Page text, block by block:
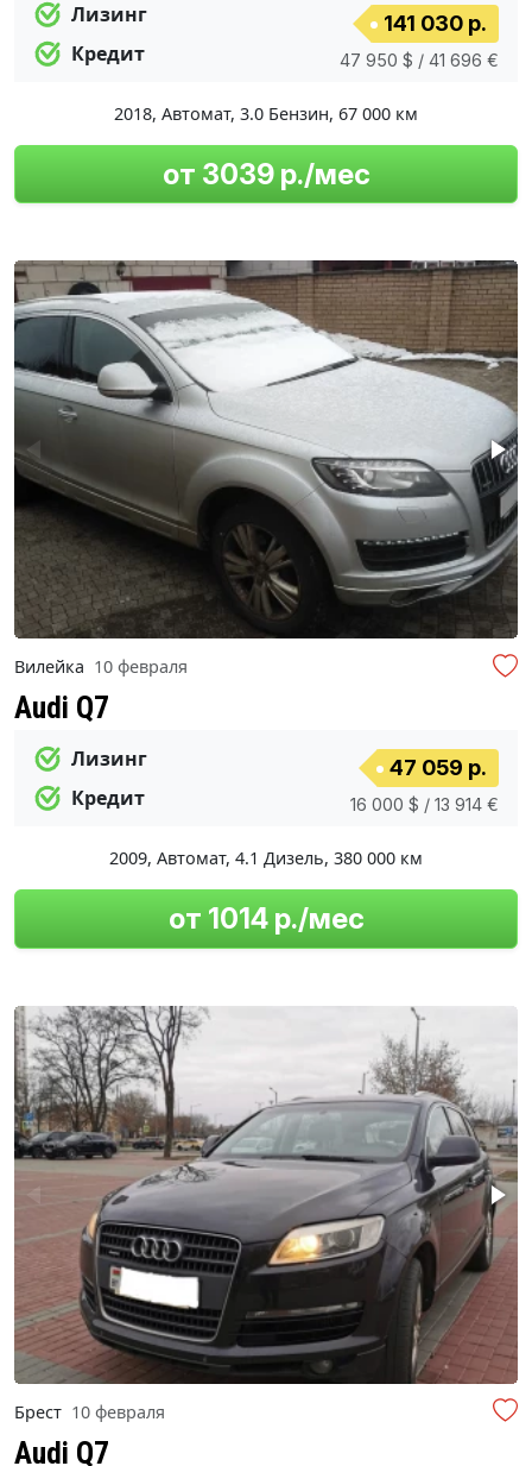
Лизинг
Кредит
141 030 р.
47 950 $ / 41 696 €
2018, Автомат, 3.0 Бензин, 67 000 км
от 3039 р./мес
Вилейка 10 февраля
Audi Q7
Лизинг
Кредит
47 059 р.
16 000 $ / 13 914 €
2009, Автомат, 4.1 Дизель, 380 000 км
от 1014 р./мес
Брест 10 февраля
Audi Q7